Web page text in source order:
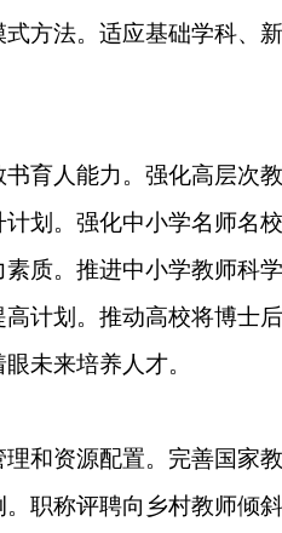
方法。适应基础学科、
书育人能力。强化高层
划。强化中小学名师名
质。推进中小学教师科
计划。推动高校将博士
未来培养人才。
理和资源配置。完善国
职称评聘向乡村教师倾